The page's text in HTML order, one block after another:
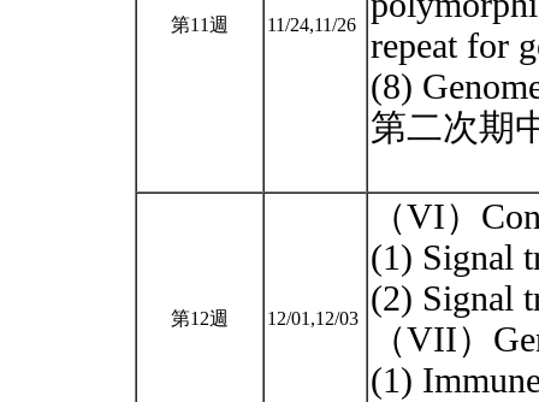
第11週 11/24,11/26
repeat for
(8)
第二次期
第12週 12/01,12/03
（VI）
(1) Signal
(2) Signal
（VII）
(1)